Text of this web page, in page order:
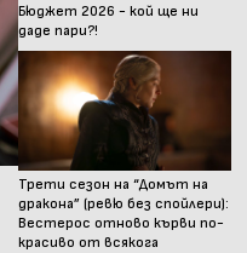
Бюджет 2026 - кой ще ни
даде пари?!
Трети сезон на “Домът на
дракона” (ревю без спойлери):
Вестерос отново кърви по-
красиво от всякога